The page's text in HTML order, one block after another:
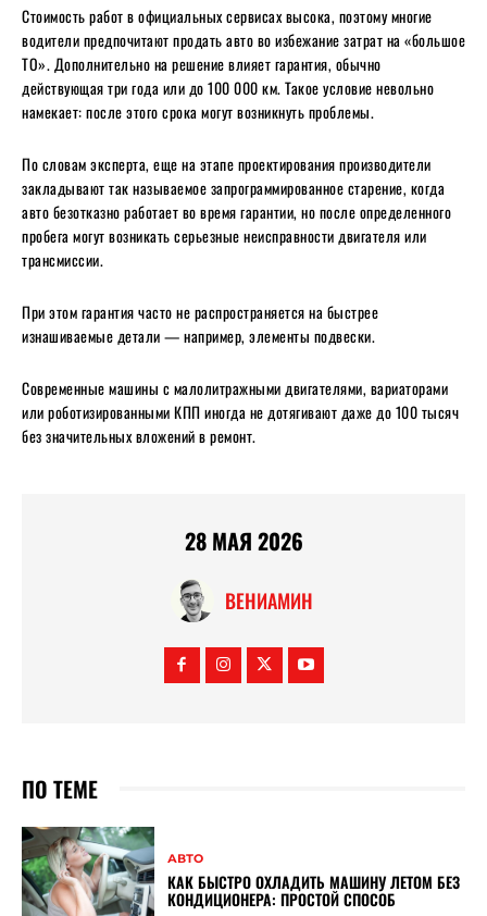
Стоимость работ в официальных сервисах высока, поэтому многие
водители предпочитают продать авто во избежание затрат на «большое
ТО». Дополнительно на решение влияет гарантия, обычно
действующая три года или до 100 000 км. Такое условие невольно
намекает: после этого срока могут возникнуть проблемы.
По словам эксперта, еще на этапе проектирования производители
закладывают так называемое запрограммированное старение, когда
авто безотказно работает во время гарантии, но после определенного
пробега могут возникать серьезные неисправности двигателя или
трансмиссии.
При этом гарантия часто не распространяется на быстрее
изнашиваемые детали — например, элементы подвески.
Современные машины с малолитражными двигателями, вариаторами
или роботизированными КПП иногда не дотягивают даже до 100 тысяч
без значительных вложений в ремонт.
28 МАЯ 2026
ВЕНИАМИН
ПО ТЕМЕ
АВТО
КАК БЫСТРО ОХЛАДИТЬ МАШИНУ ЛЕТОМ БЕЗ
КОНДИЦИОНЕРА: ПРОСТОЙ СПОСОБ